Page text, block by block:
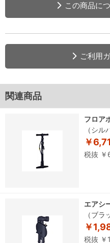
この商品に
ご利用
関連商品
フロア
（シル
￥
税抜 ￥
エアシ
（ブラ
￥
税抜 ￥